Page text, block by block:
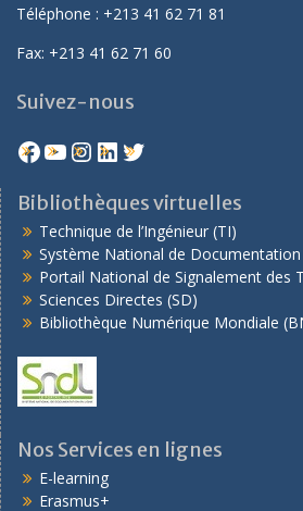
Téléphone : +213 41 62 71 81
Fax: +213 41 62 71 60
Suivez-nous
Bibliothèques virtuelles
Technique de l’Ingénieur (TI)
Système National de Documentation
Portail National de Signalement des
Sciences Directes (SD)
Bibliothèque Numérique Mondiale
Nos Services en lignes
E-learning
Erasmus+